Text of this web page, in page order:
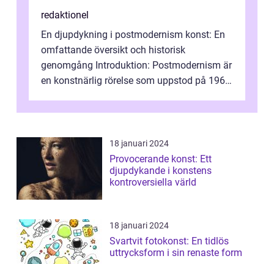
redaktionel
En djupdykning i postmodernism konst: En
omfattande översikt och historisk
genomgång Introduktion: Postmodernism är
en konstnärlig rörelse som uppstod på 1960-
18 januari 2024
Provocerande konst: Ett
djupdykande i konstens
kontroversiella värld
18 januari 2024
Svartvit fotokonst: En tidlös
uttrycksform i sin renaste form